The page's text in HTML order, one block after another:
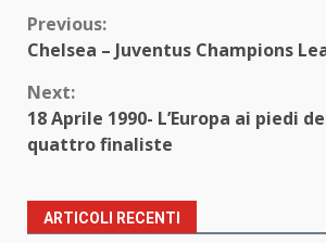
Continue
Reading
Previous:
Chelsea – Juventus Champions
Next:
18 Aprile 1990- L’Europa ai piedi
quattro finaliste
ARTICOLI RECENTI